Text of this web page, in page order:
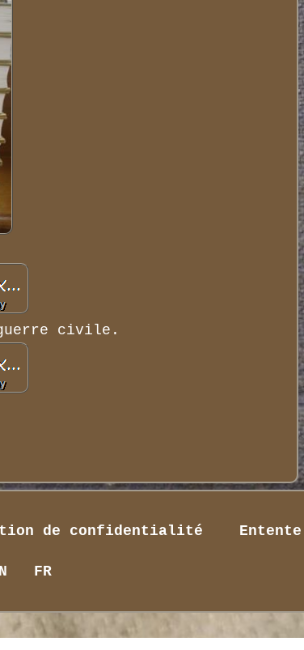
civile.
de confidentialité
FR